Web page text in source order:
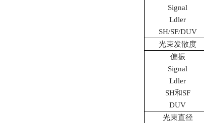
Signal
Ldler
SH/SF/DUV
光束发散度
偏振
Signal
Ldler
SH和SF
DUV
光束直径